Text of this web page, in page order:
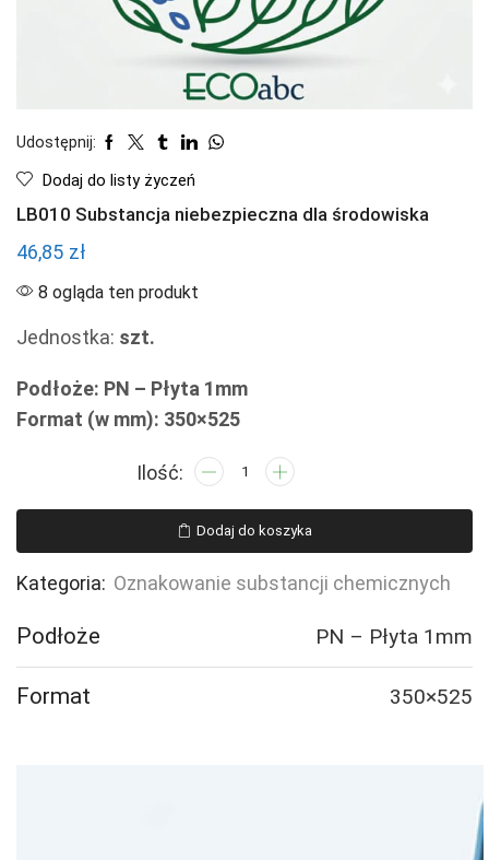
Udostępnij:
Dodaj do listy życzeń
LB010 Substancja niebezpieczna dla środowiska
46,85 zł
8 ogląda ten produkt
Jednostka: szt.
Podłoże: PN – Płyta 1mm
Format (w mm): 350×525
ilość
Substancja
niebezpieczna
dla
Dodaj do koszyka
Kategoria: Oznakowanie substancji chemicznych
Podłoże PN – Płyta 1mm
Format 350×525